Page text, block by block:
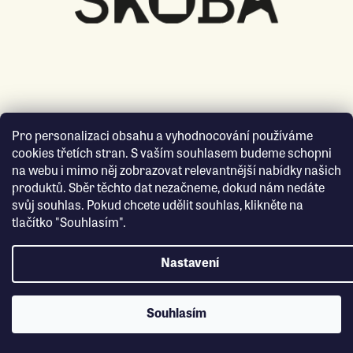
Pro personalizaci obsahu a vyhodnocování používáme
cookies třetích stran. S vaším souhlasem budeme schopni
na webu i mimo něj zobrazovat relevantnější nabídky našich
produktů. Sběr těchto dat nezačneme, dokud nám nedáte
svůj souhlas. Pokud chcete udělit souhlas, klikněte na
tlačítko "Souhlasím".
Nastavení
Souhlasím